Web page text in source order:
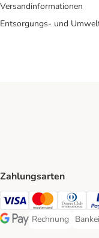
Versandinformationen
Entsorgungs- und
Zahlungsarten
Visa Payment Method
Mastercard
Diners
Google Pay Payment
Rechnung
Rechnung